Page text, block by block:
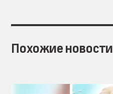
Похожие новости